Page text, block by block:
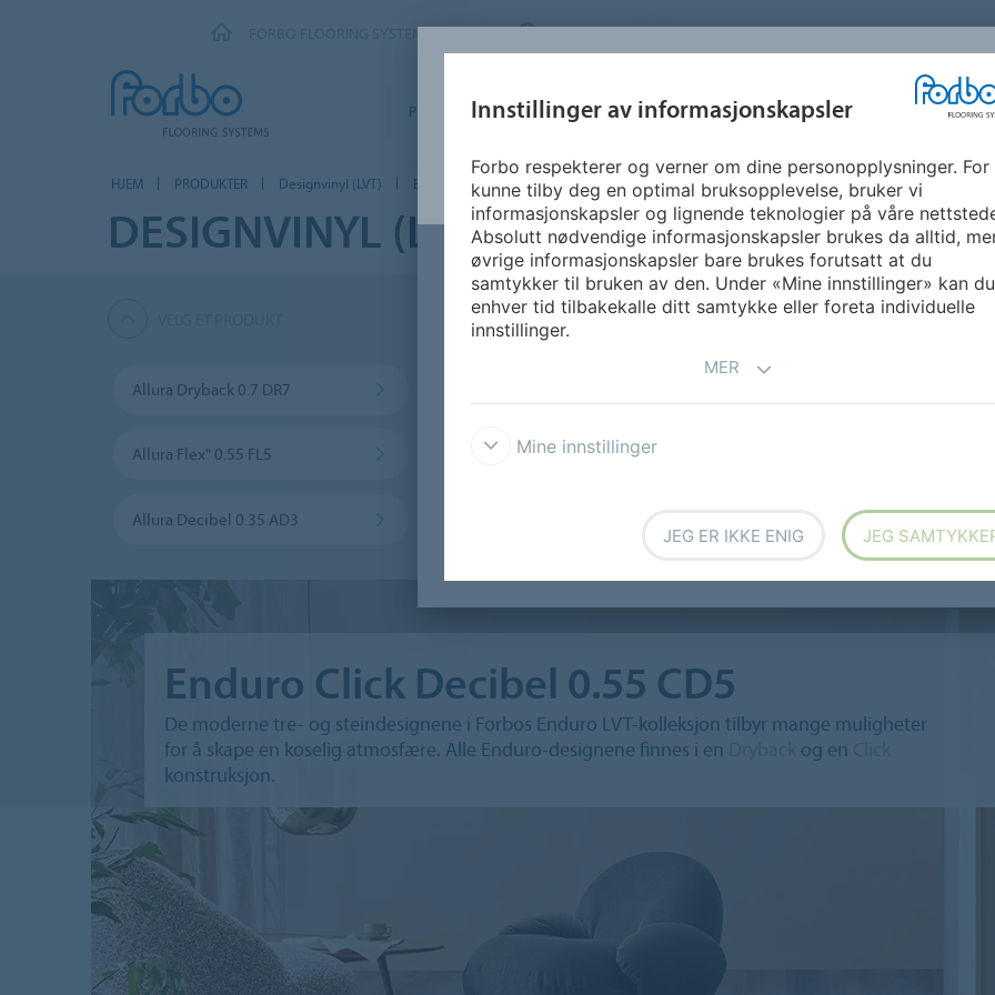
FORBO FLOORING SYSTEMS NORWAY
PRODUKTER SEGMENTER
INSPIRASJON &
REFERANSER
BÆREKRAFT
HJEM PRODUKTER Designvinyl (LVT) Enduro Click Decibel 0.55 CD5
DESIGNVINYL (LVT)
Allura Dryback 0.7 DR7
Allura Flex" 0.55 FL5 Allura Puzzle PZ7
Allura Decibel 0.35 AD3 Enduro Click Decibel 0.55 CD5
Enduro Click Decibel 0.55 CD5
De moderne tre- og steindesignene i Forbos Enduro LVT-kolleksjon tilbyr mange muligheter
for å skape en koselig atmosfære. Alle Enduro-designene finnes i en
og en
konstruksjon.
Innstillinger av informasjonskapsler
Forbo respekterer og verner om dine personopplysninger. For
kunne tilby deg en optimal bruksopplevelse, bruker vi
informasjonskapsler og lignende teknologier på våre
Absolutt nødvendige informasjonskapsler brukes da alltid,
øvrige informasjonskapsler bare brukes forutsatt at du
samtykker til bruken av den. Under «Mine innstillinger» kan
enhver tid tilbakekalle ditt samtykke eller foreta individuelle
innstillinger.
MER
Mine innstillinger
JEG ER IKKE ENIG JEG